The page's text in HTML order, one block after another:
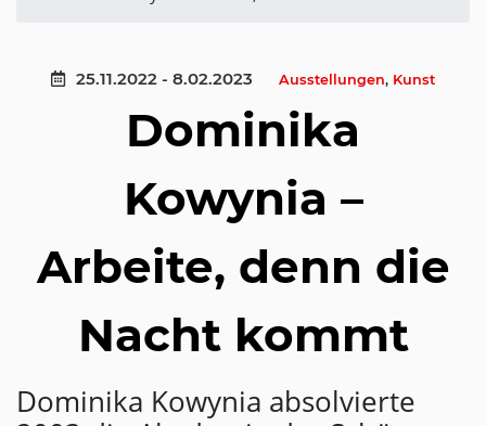
25.11.2022 - 8.02.2023 Ausstellungen, Kunst
Dominika
Kowynia –
Arbeite, denn die
Nacht kommt
Dominika Kowynia absolvierte